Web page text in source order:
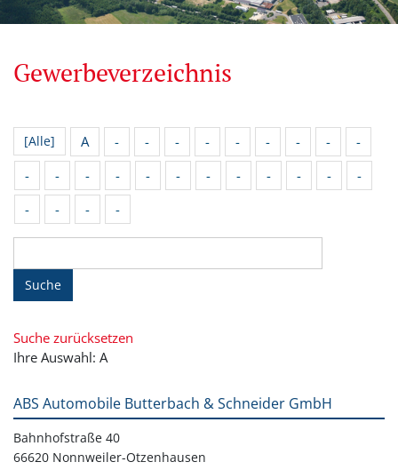
Gewerbeverzeichnis
[Alle] A - - - - - - - -
-
-
- - - - - - - - - -
-
-
- - -
Suche
Suche zurücksetzen
Ihre Auswahl: A
ABS Automobile Butterbach & Schneider GmbH
Bahnhofstraße 40
66620 Nonnweiler-Otzenhausen